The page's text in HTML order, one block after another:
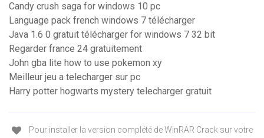
Candy crush saga for windows 10 pc
Language pack french windows 7 télécharger
Java 1.6 0 gratuit télécharger for windows 7 32 bit
Regarder france 24 gratuitement
John gba lite how to use pokemon xy
Meilleur jeu a telecharger sur pc
Harry potter hogwarts mystery telecharger gratuit
Pour installer la version complété de WinRAR Crack sur votre